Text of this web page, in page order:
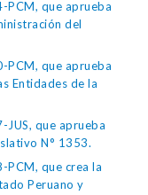
PCM, que aprueba
del
PCM, que aprueba
Entidades de la
que aprueba
N° 1353.
que crea la
Peruano y